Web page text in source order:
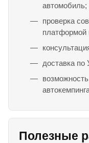
автомобиль;
проверка
платформой
доставка по
Полезные